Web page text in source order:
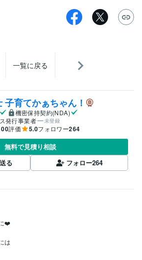
一覧に戻る
子育てかぁちゃん！
機密保持契約(NDA)
発行事業者
未登録
評価 5.0フォロワー264
無料で見積り相談
る
フォロー264
❤️
は